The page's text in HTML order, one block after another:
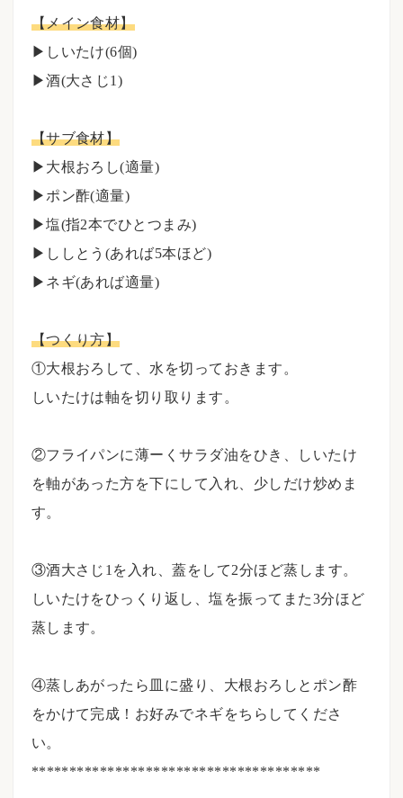
【メイン食材】
▶︎しいたけ(6個)
▶︎酒(大さじ1)
【サブ食材】
▶︎大根おろし(適量)
▶︎ポン酢(適量)
▶︎塩(指2本でひとつまみ)
▶︎ししとう(あれば5本ほど)
▶︎ネギ(あれば適量)
【つくり方】
①大根おろして、水を切っておきます。
しいたけは軸を切り取ります。
②フライパンに薄ーくサラダ油をひき、しいたけ
を軸があった方を下にして入れ、少しだけ炒めま
す。
③酒大さじ1を入れ、蓋をして2分ほど蒸します。
しいたけをひっくり返し、塩を振ってまた3分ほど
蒸します。
④蒸しあがったら皿に盛り、大根おろしとポン酢
をかけて完成！お好みでネギをちらしてくださ
い。
**************************************